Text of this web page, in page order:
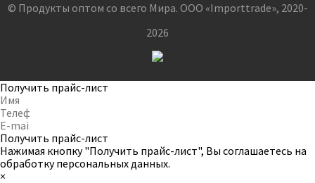
© Продукты оптом со всего Мира. ООО «Importtrade», 2020-
2026
Получить прайс-лист
Получить прайс-лист
Нажимая кнопку "Получить прайс-лист", Вы соглашаетесь на
обработку персональных данных.
×